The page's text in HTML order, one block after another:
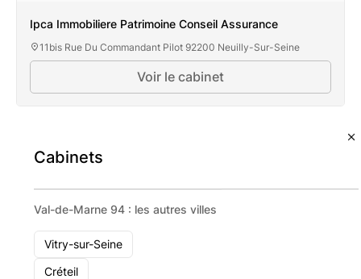
Cabinets
Val-de-Marne 94 : les autres villes
Vitry-sur-Seine
Créteil
Ipca Immobiliere Patrimoine Conseil Assurance
11bis Rue Du Commandant Pilot 92200 Neuilly-Sur-Seine
Voir le cabinet